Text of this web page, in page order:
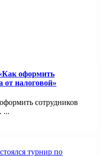
оформить
от налоговой»
сотрудников
...